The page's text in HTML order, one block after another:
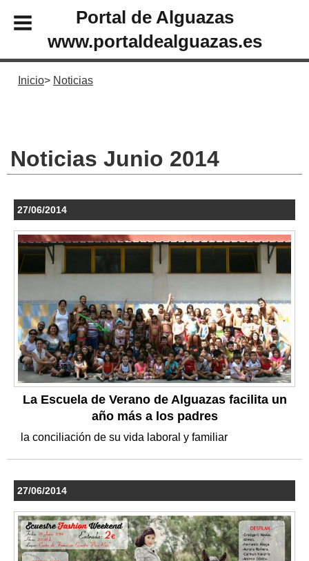
Portal de Alguazas
www.portaldealguazas.es
Inicio Noticias
Noticias Junio 2014
27/06/2014
La Escuela de Verano de Alguazas facilita un
año más a los padres
la conciliación de su vida laboral y familiar
27/06/2014